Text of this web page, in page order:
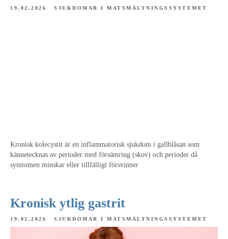
19.02.2026 SJUKDOMAR I MATSMÄLTNINGSSYSTEMET
Kronisk kolecystit är en inflammatorisk sjukdom i gallblåsan som
kännetecknas av perioder med försämring (skov) och perioder då
symtomen minskar eller tillfälligt försvinner
Kronisk ytlig gastrit
19.02.2026 SJUKDOMAR I MATSMÄLTNINGSSYSTEMET